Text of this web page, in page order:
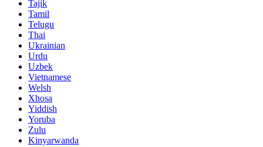
Tajik
Tamil
Telugu
Thai
Ukrainian
Urdu
Uzbek
Vietnamese
Welsh
Xhosa
Yiddish
Yoruba
Zulu
Kinyarwanda